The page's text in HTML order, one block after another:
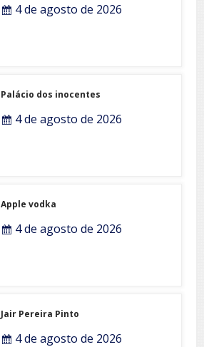
4 de agosto de 2026
Palácio dos inocentes
4 de agosto de 2026
Apple vodka
4 de agosto de 2026
Jair Pereira Pinto
4 de agosto de 2026